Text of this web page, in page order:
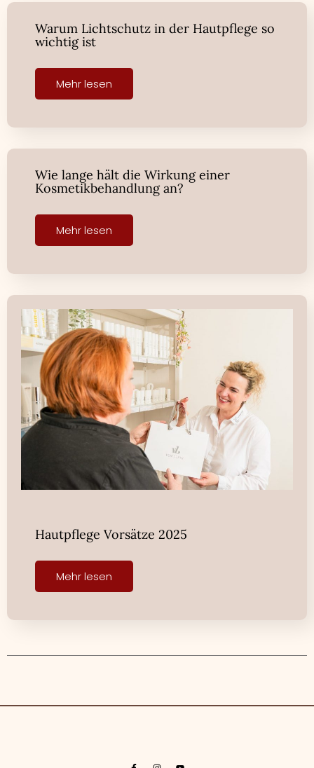
Warum Lichtschutz in der Hautpflege so
wichtig ist
Mehr lesen
Wie lange hält die Wirkung einer
Kosmetikbehandlung an?
Mehr lesen
Hautpflege Vorsätze 2025
Mehr lesen